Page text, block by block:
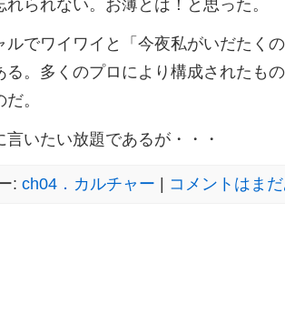
れられない。お薄とは！と思った。
ルでワイワイと「今夜私がいだたく
る。多くのプロにより構成されたも
。
言いたい放題であるが・・・
: ch04．カルチャー コメントはま